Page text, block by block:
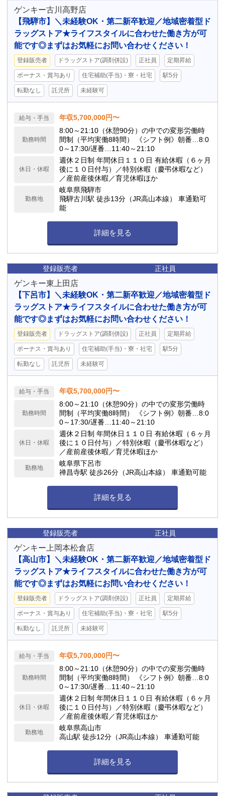
ゲンキー古川高野店
【飛騨市】＼未経験OK・第二新卒歓迎／地域密着型ド
ラッグストア★ライフスタイルに合わせた働き方が可
能です◎まずはお気軽にお問い合わせください！
登録販売者 ドラッグストア(調剤併設) 正社員 定期昇給
ボーナス・賞与あり 住宅補助(手当)・寮・社宅 駅5分
転勤なし 託児所 未経験可
給与・手当 年収5,700,000円〜
勤務時間
8:00～21:10（休憩90分）の中での変形労働時
間制（平均実働8時間） 《シフト例》朝番…8:0
0～17:30/遅番…11:40～21:10
休日・休暇
週休２日制 年間休日１１０日 有給休暇（６ヶ月
後に１０日付与）／特別休暇（慶弔休暇など）
／産前産後休暇／育児休暇ほか
勤務地
岐阜県飛騨市
飛騨古川駅 徒歩13分（JR高山本線） 車通勤可
能
詳細を見る
登録販売者 正社員
ゲンキー東上田店
【下呂市】＼未経験OK・第二新卒歓迎／地域密着型ド
ラッグストア★ライフスタイルに合わせた働き方が可
能です◎まずはお気軽にお問い合わせください！
登録販売者 ドラッグストア(調剤併設) 正社員 定期昇給
ボーナス・賞与あり 住宅補助(手当)・寮・社宅 駅5分
転勤なし 託児所 未経験可
給与・手当 年収5,700,000円〜
勤務時間
8:00～21:10（休憩90分）の中での変形労働時
間制（平均実働8時間） 《シフト例》朝番…8:0
0～17:30/遅番…11:40～21:10
休日・休暇
週休２日制 年間休日１１０日 有給休暇（６ヶ月
後に１０日付与）／特別休暇（慶弔休暇など）
／産前産後休暇／育児休暇ほか
勤務地
岐阜県下呂市
禅昌寺駅 徒歩26分（JR高山本線） 車通勤可能
詳細を見る
登録販売者 正社員
ゲンキー上岡本松倉店
【高山市】＼未経験OK・第二新卒歓迎／地域密着型ド
ラッグストア★ライフスタイルに合わせた働き方が可
能です◎まずはお気軽にお問い合わせください！
登録販売者 ドラッグストア(調剤併設) 正社員 定期昇給
ボーナス・賞与あり 住宅補助(手当)・寮・社宅 駅5分
転勤なし 託児所 未経験可
給与・手当 年収5,700,000円〜
勤務時間
8:00～21:10（休憩90分）の中での変形労働時
間制（平均実働8時間） 《シフト例》朝番…8:0
0～17:30/遅番…11:40～21:10
休日・休暇
週休２日制 年間休日１１０日 有給休暇（６ヶ月
後に１０日付与）／特別休暇（慶弔休暇など）
／産前産後休暇／育児休暇ほか
勤務地
岐阜県高山市
高山駅 徒歩12分（JR高山本線） 車通勤可能
詳細を見る